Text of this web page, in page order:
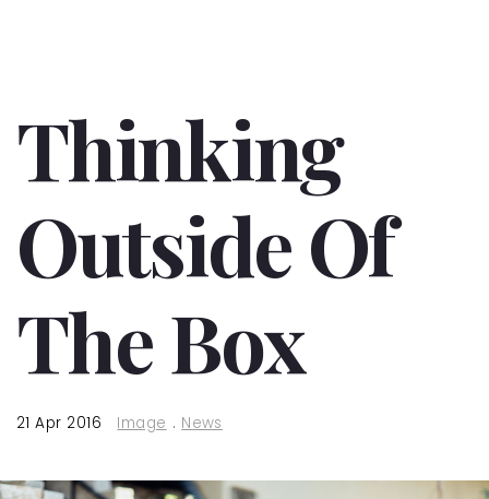
Thinking
Outside Of
The Box
21 Apr 2016 Image . News